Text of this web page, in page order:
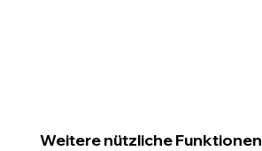
Weitere nützliche Funktionen